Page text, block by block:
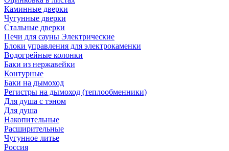
Каминные дверки
Чугунные дверки
Стальные дверки
Печи для сауны Электрические
Блоки управления для электрокаменки
Водогрейные колонки
Баки из нержавейки
Контурные
Баки на дымоход
Регистры на дымоход (теплообменники)
Для душа с тэном
Для душа
Накопительные
Расширительные
Чугунное литье
Россия